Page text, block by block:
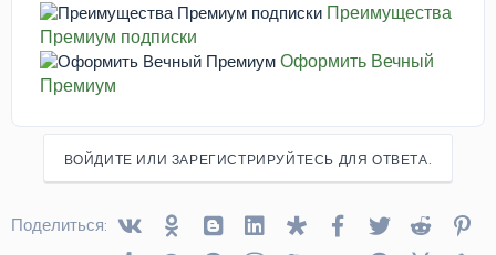
Преимущества
Премиум подписки
Оформить Вечный
Премиум
ВОЙДИТЕ ИЛИ ЗАРЕГИСТРИРУЙТЕСЬ ДЛЯ ОТВЕТА.
Поделиться: VkontakteOdnoklassniki
Blogger Linked InDiasporaFacebook
TwitterReddit